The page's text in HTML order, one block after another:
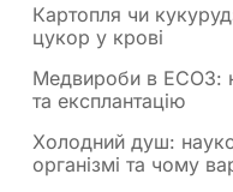
Картопля чи
цукор у крові
Медвироби в ЕСОЗ:
та експлантацію
Холодний душ:
організмі та чому